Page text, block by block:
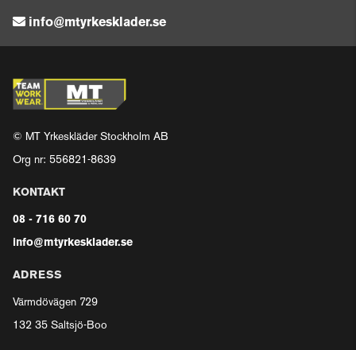
info@mtyrkesklader.se
© MT Yrkeskläder Stockholm AB
Org nr: 556821-8639
KONTAKT
08 - 716 60 70
info@mtyrkesklader.se
ADRESS
Värmdövägen 729
132 35 Saltsjö-Boo